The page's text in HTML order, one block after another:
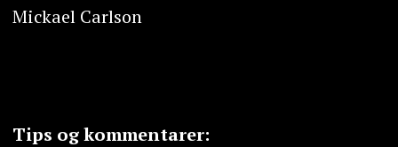
Mickael Carlson
Tips og kommentarer: